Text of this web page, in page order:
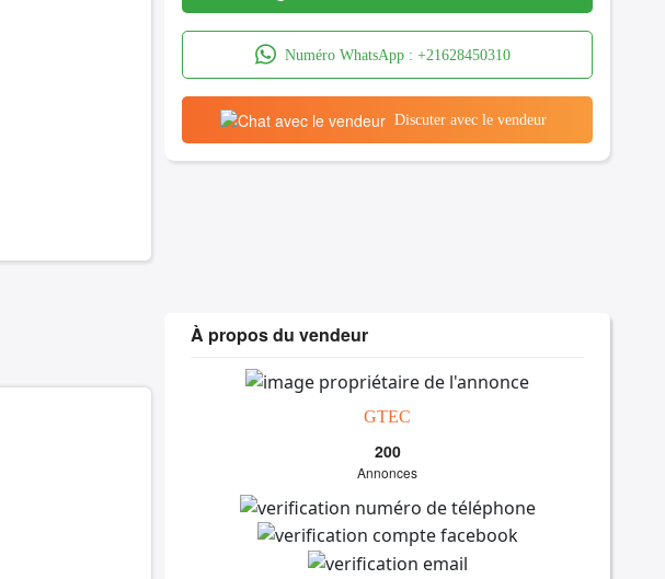
Numéro WhatsApp : +21628450310
Discuter avec le vendeur
À propos du vendeur
GTEC
200
Annonces